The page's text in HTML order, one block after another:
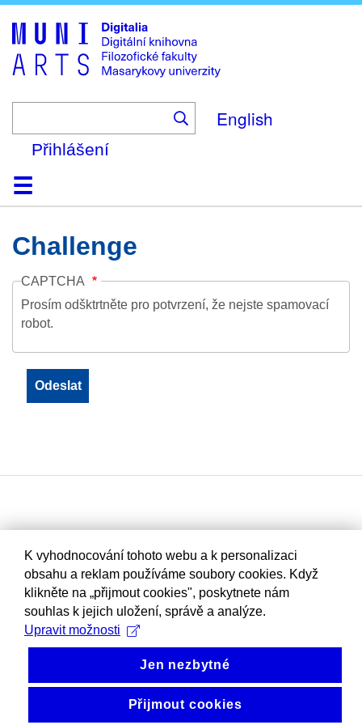
to
main
content
English
Přihlášení
DomůKolekce
Prohlížení
Vyhledávání
O platformě
Nápověda
KontaktDigitalia
Challenge
CAPTCHA
Prosím odšktrtněte pro potvrzení, že nejste spamovací
robot.
K vyhodnocování tohoto webu a k personalizaci
obsahu a reklam používáme soubory cookies. Když
klikněte na „přijmout cookies", poskytnete nám
souhlas k jejich uložení, správě a analýze.
Upravit možnosti
Jen nezbytné
Přijmout cookies